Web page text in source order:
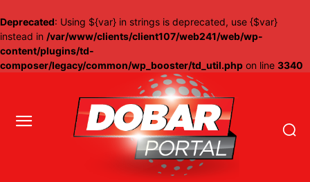
Deprecated: Using ${var} in strings is deprecated, use {$var}
instead in /var/www/clients/client107/web241/web/wp-
content/plugins/td-
composer/legacy/common/wp_booster/td_util.php on line 3340